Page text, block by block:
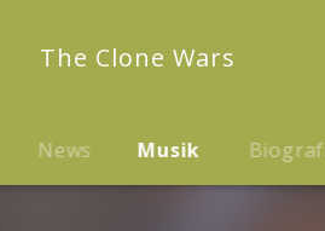
The Clone Wars
News Musik